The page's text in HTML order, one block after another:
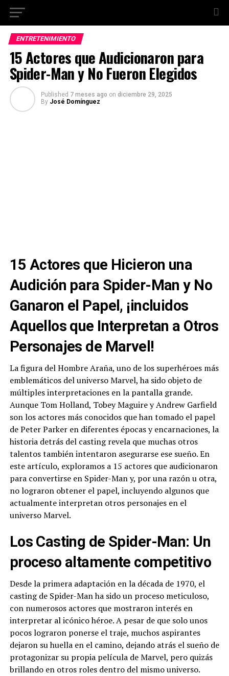
ENTRETENIMIENTO
15 Actores que Audicionaron para
Spider-Man y No Fueron Elegidos
Published 7 meses ago on diciembre 29, 2025
By José Domínguez
15 Actores que Hicieron una
Audición para Spider-Man y No
Ganaron el Papel, ¡incluidos
Aquellos que Interpretan a Otros
Personajes de Marvel!
La figura del Hombre Araña, uno de los superhéroes más
emblemáticos del universo Marvel, ha sido objeto de
múltiples interpretaciones en la pantalla grande.
Aunque Tom Holland, Tobey Maguire y Andrew Garfield
son los actores más conocidos que han tomado el papel
de Peter Parker en diferentes épocas y encarnaciones, la
historia detrás del casting revela que muchas otros
talentos también intentaron asegurarse ese sueño. En
este artículo, exploramos a 15 actores que audicionaron
para convertirse en Spider-Man y, por una razón u otra,
no lograron obtener el papel, incluyendo algunos que
actualmente interpretan otros personajes en el
universo Marvel.
Los Casting de Spider-Man: Un
proceso altamente competitivo
Desde la primera adaptación en la década de 1970, el
casting de Spider-Man ha sido un proceso meticuloso,
con numerosos actores que mostraron interés en
interpretar al icónico héroe. A pesar de que solo unos
pocos lograron ponerse el traje, muchos aspirantes
dejaron su huella en el camino, dejando atrás el sueño de
protagonizar su propia película de Marvel, pero quizás
brillando en otros roles dentro del mismo universo.